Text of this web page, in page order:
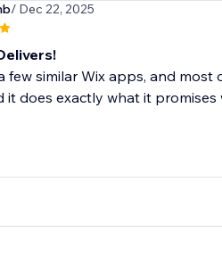
/ Dec 22, 2025
few similar Wix apps, and
it does exactly what it